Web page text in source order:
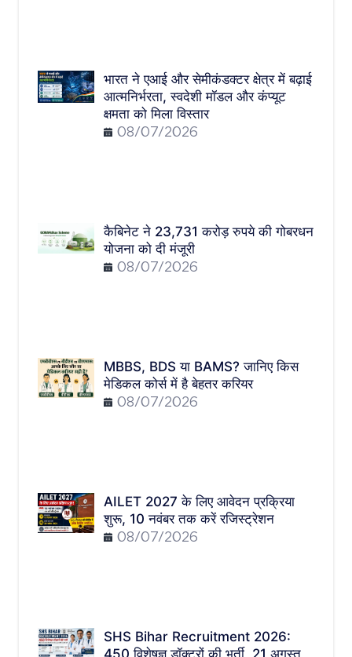
भारत ने एआई और सेमीकंडक्टर क्षेत्र में बढ़ाई
आत्मनिर्भरता, स्वदेशी मॉडल और कंप्यूट
क्षमता को मिला विस्तार
08/07/2026
कैबिनेट ने 23,731 करोड़ रुपये की गोबरधन
योजना को दी मंजूरी
08/07/2026
MBBS, BDS या BAMS? जानिए किस
मेडिकल कोर्स में है बेहतर करियर
08/07/2026
AILET 2027 के लिए आवेदन प्रक्रिया
शुरू, 10 नवंबर तक करें रजिस्ट्रेशन
08/07/2026
SHS Bihar Recruitment 2026: